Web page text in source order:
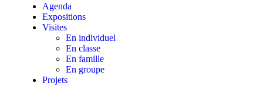
Agenda
Expositions
Visites
En individuel
En classe
En famille
En groupe
Projets